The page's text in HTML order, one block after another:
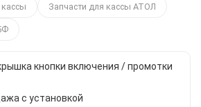
Запчасти для кассы АТОЛ
кнопки включения / промотки
с установкой